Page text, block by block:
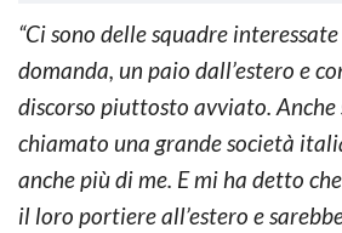
“Ci sono delle squadre
domanda, un paio dall’estero e
discorso piuttosto avviato.
chiamato una grande società
anche più di me. E mi ha detto
il loro portiere all’estero e